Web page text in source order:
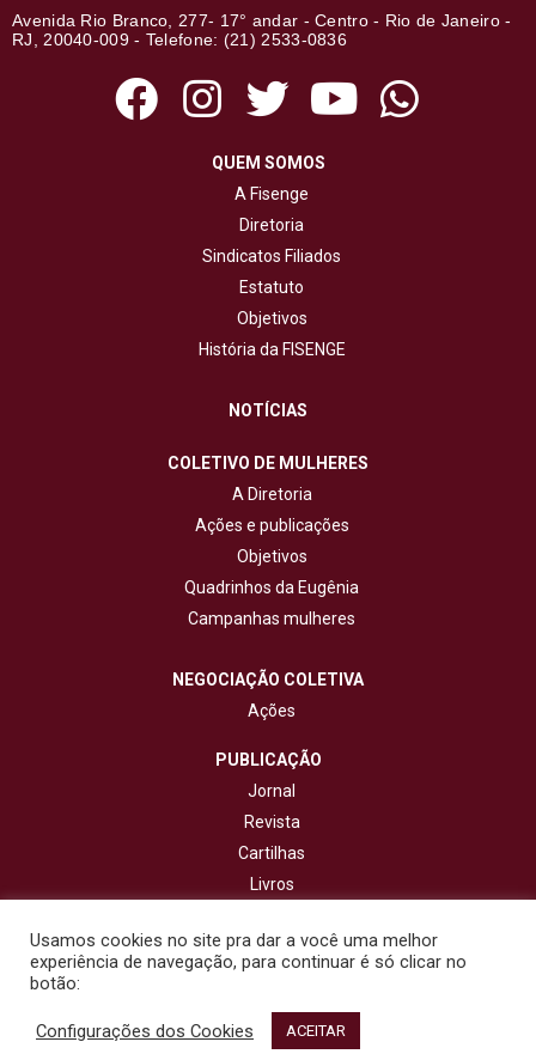
Avenida Rio Branco, 277- 17° andar - Centro - Rio de Janeiro -
RJ, 20040-009 - Telefone: (21) 2533-0836
QUEM SOMOS
A Fisenge
Diretoria
Sindicatos Filiados
Estatuto
Objetivos
História da FISENGE
NOTÍCIAS
COLETIVO DE MULHERES
A Diretoria
Ações e publicações
Objetivos
Quadrinhos da Eugênia
Campanhas mulheres
NEGOCIAÇÃO COLETIVA
Ações
PUBLICAÇÃO
Jornal
Revista
Cartilhas
Livros
CONTATO
© 2020 - Fisenge - Federação Interestadual de Sindicatos de
Engenheiros. Todos os direitos reservados. Design por
Usamos cookies no site pra dar a você uma melhor
experiência de navegação, para continuar é só clicar no
botão:
Configurações dos Cookies ACEITAR